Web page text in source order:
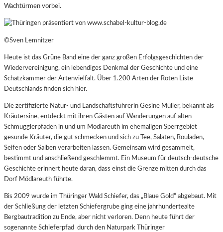
Wachtürmen vorbei.
©Sven Lemnitzer
Heute ist das Grüne Band eine der ganz großen Erfolgsgeschichten der
Wiedervereinigung, ein lebendiges Denkmal der Geschichte und eine
Schatzkammer der Artenvielfalt. Über 1.200 Arten der Roten Liste
Deutschlands finden sich hier.
Die zertifizierte Natur- und Landschaftsführerin Gesine Müller, bekannt als
Kräutersine, entdeckt mit ihren Gästen auf Wanderungen auf alten
Schmugglerpfaden in und um Mödlareuth im ehemaligen Sperrgebiet
gesunde Kräuter, die gut schmecken und sich zu Tee, Salaten, Rouladen,
Seifen oder Salben verarbeiten lassen. Gemeinsam wird gesammelt,
bestimmt und anschließend geschlemmt. Ein Museum für deutsch-deutsche
Geschichte erinnert heute daran, dass einst die Grenze mitten durch das
Dorf Mödlareuth führte.
Bis 2009 wurde im Thüringer Wald Schiefer, das „Blaue Gold“ abgebaut. Mit
der Schließung der letzten Schiefergrube ging eine jahrhundertealte
Bergbautradition zu Ende, aber nicht verloren. Denn heute führt der
sogenannte Schieferpfad durch den Naturpark Thüringer